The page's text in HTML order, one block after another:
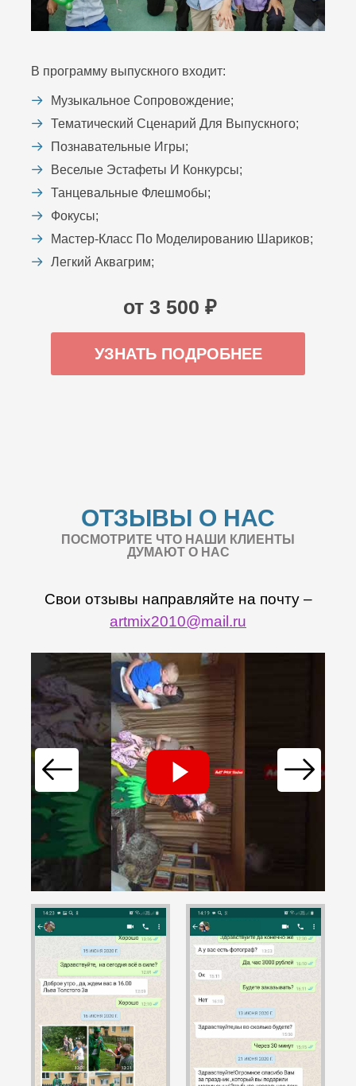
В программу выпускного входит:
Музыкальное Сопровождение;
Тематический Сценарий Для Выпускного;
Познавательные Игры;
Веселые Эстафеты И Конкурсы;
Танцевальные Флешмобы;
Фокусы;
Мастер-Класс По Моделированию Шариков;
Легкий Аквагрим;
от 3 500 ₽
УЗНАТЬ ПОДРОБНЕЕ
ОТЗЫВЫ О НАС
ПОСМОТРИТЕ ЧТО НАШИ КЛИЕНТЫ
ДУМАЮТ О НАС
Свои отзывы направляйте на почту –
artmix2010@mail.ru